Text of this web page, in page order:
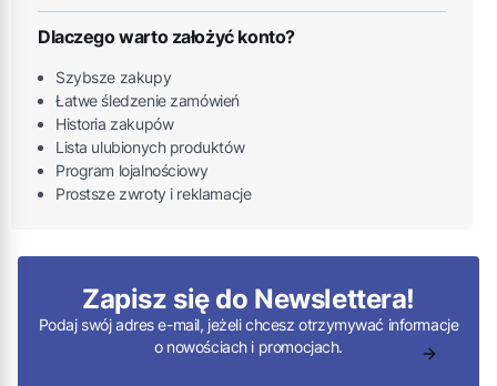
Dlaczego warto założyć konto?
Szybsze zakupy
Łatwe śledzenie zamówień
Historia zakupów
Lista ulubionych produktów
Program lojalnościowy
Prostsze zwroty i reklamacje
Zapisz się do Newslettera!
Podaj swój adres e-mail, jeżeli chcesz otrzymywać informacje
o nowościach i promocjach.